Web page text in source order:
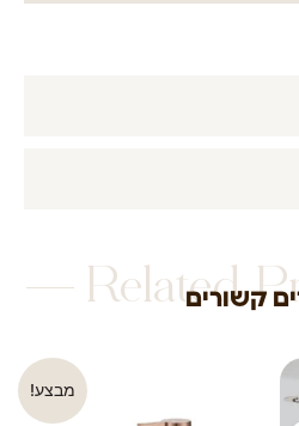
Related
קשורים
מבצע!